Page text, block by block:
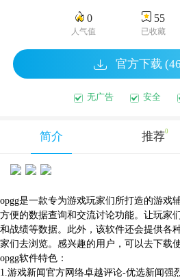
0
人气值
55
已收藏
官方下载
无广告 安全
简介 推荐0
opgg是一款专为游戏玩家们所打造的游戏
方便的数据查询和交流讨论功能。让玩家
和战绩等数据。此外，该软件还会提供各
家们去浏览。感兴趣的用户，可以去下载使
opgg软件特色：
1.游戏新闻官方网络卓越评论-优选新闻强